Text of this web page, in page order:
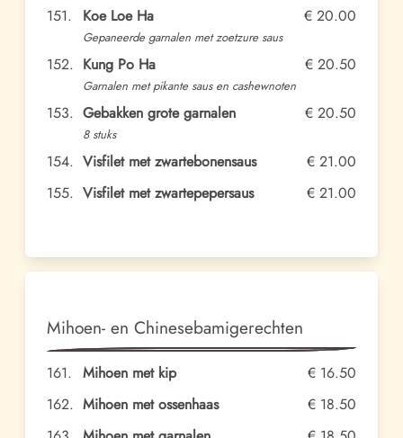
151.
Koe Loe Ha € 20.00
Gepaneerde garnalen met zoetzure saus
152. Kung Po Ha € 20.50
Garnalen met pikante saus en cashewnoten
153. Gebakken grote garnalen € 20.50
8 stuks
154. Visfilet met zwartebonensaus
€ 21.00
155. Visfilet met zwartepepersaus € 21.00
Mihoen- en Chinesebamigerechten
161. Mihoen met kip
€ 16.50
162. Mihoen met ossenhaas
€ 18.50